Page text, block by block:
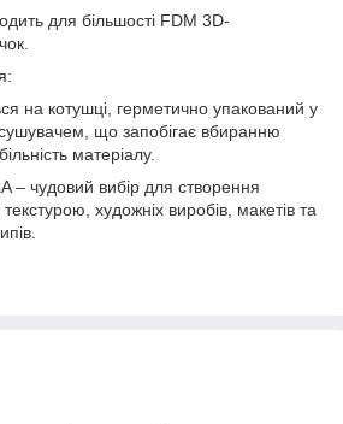
для більшості FDM 3D-
на котушці, герметично упакований у
що запобігає вбиранню
матеріалу.
– чудовий вибір для створення
художніх виробів, макетів та